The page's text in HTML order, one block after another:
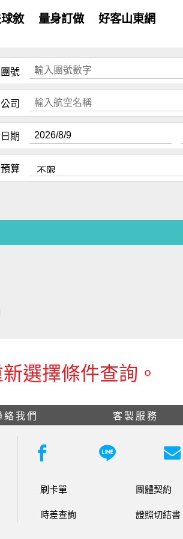
敘 量身訂做 好客山東網
號
司
期
算
選擇條件查詢。
絡我們 客製服務
刷卡單 團體契約
時差查詢 證照切結書